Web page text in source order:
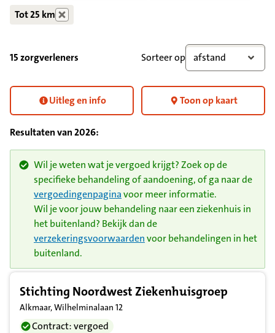
Tot 25 km
15 zorgverleners Sorteer op afstand
Uitleg en info Toon op kaart
Resultaten van2026:
Wil je weten wat je vergoed krijgt? Zoek op de
specifieke behandeling of aandoening, of ga naar de
vergoedingenpaginavoor meer informatie.
Wil je voor jouw behandeling naar een ziekenhuis in
het buitenland? Bekijk dan de
verzekeringsvoorwaardenvoor behandelingen in het
buitenland.
Stichting Noordwest Ziekenhuisgroep
Alkmaar, Wilhelminalaan 12
Contract: vergoed